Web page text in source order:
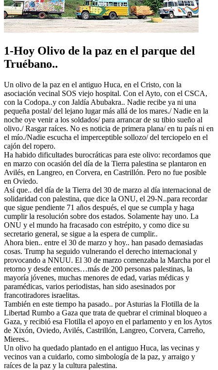
1-Hoy Olivo de la paz en el parque del
Truébano..
Un olivo de la paz en el antiguo Huca, en el Cristo, con la
asociación vecinal SOS viejo hospital. Con el Ayto, con el CSCA,
con la Codopa..y con Jaldía Abubakra.. Nadie recibe ya ni una
pequeña postal/ del lejano lugar más allá de los mares./ Nadie en la
noche oye venir a los soldados/ para arrancar de su tibio sueño al
olivo./ Rasgar raíces. No es noticia de primera plana/ en tu país ni en
el mío./Nadie escucha el imperceptible sollozo/ del terciopelo en el
cajón del ropero.
Ha habido dificultades burocráticas para este olivo: recordamos que
en marzo con ocasión del día de la Tierra palestina se plantaron en
Avilés, en Langreo, en Corvera, en Castrillón. Pero no fue posible
en Oviedo.
Así que.. del día de la Tierra del 30 de marzo al día internacional de
solidaridad con palestina, que dice la ONU, el 29-N..para recordar
que sigue pendiente 71 años después, el que se cumpla y haga
cumplir la resolución sobre dos estados. Solamente hay uno. La
ONU y el mundo ha fracasado con estrépito, y como dice su
secretario general, se sigue a la espera de cumplir..
Ahora bien.. entre el 30 de marzo y hoy.. han pasado demasiadas
cosas. Trump ha seguido vulnerando el derecho internacional y
provocando a NNUU. El 30 de marzo comenzaba la Marcha por el
retorno y desde entonces…más de 200 personas palestinas, la
mayoría jóvenes, muchas menores de edad, varias médicas y
paramédicas, varios periodistas, han sido asesinados por
francotiradores israelitas.
También en este tiempo ha pasado.. por Asturias la Flotilla de la
Libertad Rumbo a Gaza que trata de quebrar el criminal bloqueo a
Gaza, y recibió esa Flotilla el apoyo en el parlamento y en los Aytos
de Xixón, Oviedo, Avilés, Castrillón, Langreo, Corvera, Carreño,
Mieres..
Un olivo ha quedado plantado en el antiguo Huca, las vecinas y
vecinos van a cuidarlo, como simbología de la paz, y arraigo y
raíces de la paz y la cultura palestina.